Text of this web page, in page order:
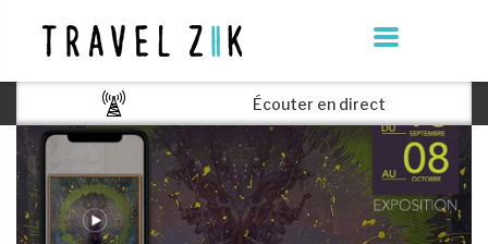
Écouter en direct